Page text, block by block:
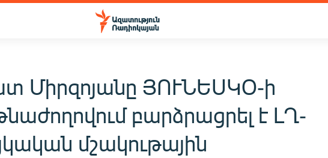
Միրզոյանը ՅՈՒՆԵՍԿՕ-ի
բարձրացրել է ԼՂ-
մշակութային